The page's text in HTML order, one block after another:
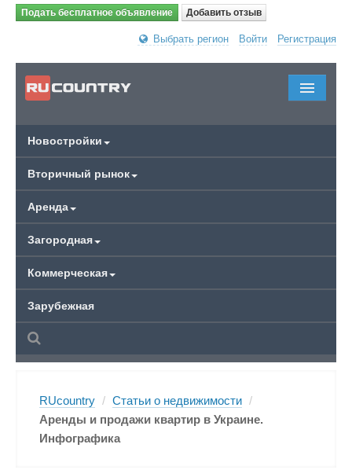
Подать бесплатное объявление Добавить отзыв
Выбрать регион Войти Регистрация
Новостройки
Вторичный рынок
Аренда
Загородная
Коммерческая
Зарубежная
RUcountry / Статьи о недвижимости /
Аренды и продажи квартир в Украине.
Инфографика